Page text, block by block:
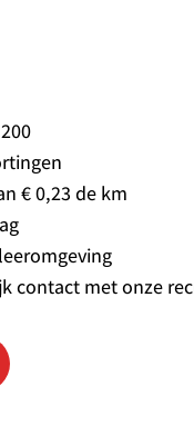
€ 0,23 de km
contact met onze